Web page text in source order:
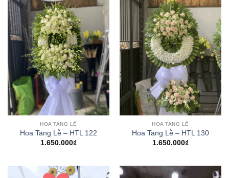
HOA TANG LỄ
Hoa Tang Lễ – HTL 122
1.650.000₫
HOA TANG LỄ
Hoa Tang Lễ – HTL 130
1.650.000₫